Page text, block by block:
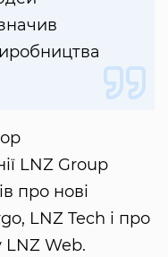
LNZ Group
про нові
LNZ Tech і про
LNZ Web.